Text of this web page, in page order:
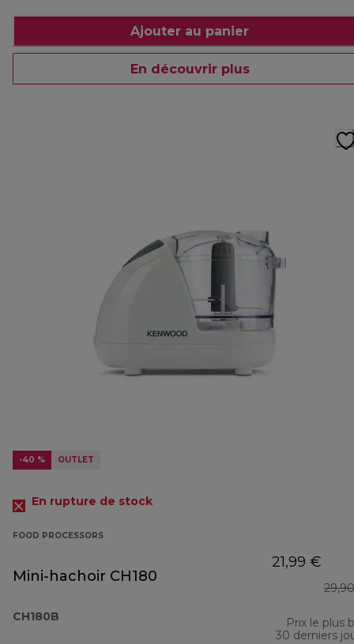
Ajouter au panier
En découvrir plus
-40 % OUTLET
En rupture de stock
FOOD PROCESSORS
Mini-hachoir CH180
CH180B
21,99 €
Prix le plus
30 derniers